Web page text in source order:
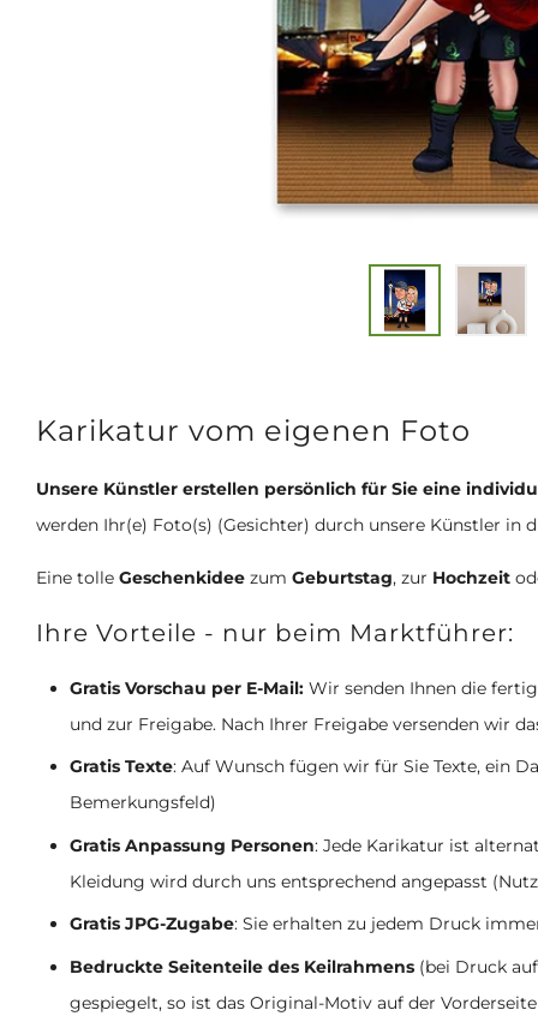
Karikatur vom eigenen Foto
Unsere Künstler erstellen persönlich für Sie eine
werden Ihr(e) Foto(s) (Gesichter) durch unsere Künstler in
Eine tolleGeschenkidee zumGeburtstag, zur Hochzeit
Ihre Vorteile - nur beim Marktführer:
Gratis Vorschau per E-Mail:Wir senden Ihnen die
und zur Freigabe. Nach Ihrer Freigabe versenden wir
Gratis Texte: Auf Wunsch fügen wir für Sie Texte, ein
Bemerkungsfeld)
Gratis Anpassung Personen: Jede Karikatur ist
Kleidung wird durch uns entsprechend angepasst
Gratis JPG-Zugabe: Sie erhalten zu jedem Druck
Bedruckte Seitenteile des Keilrahmens (bei Druck
gespiegelt, so ist das Original-Motiv auf der